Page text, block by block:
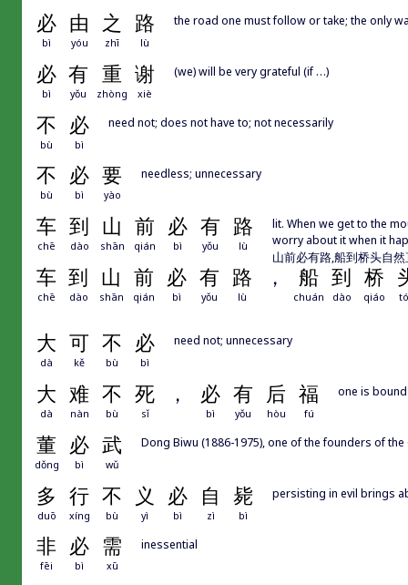
必 由 之 路
bì yóu zhī lù
the road one must follow or take; the only
必 有 重 谢
bì yǒu zhòng xiè
(we) will be very grateful (if …)
不 必
bù bì
need not; does not have to; not necessarily
不 必 要
bù bì yào
needless; unnecessary
车 到 山 前 必 有 路
chē dào shān qián bì yǒu lù
lit. When we get to the
worry about it when it
山前必有路,船到桥头自然
车 到 山 前 必 有 路 ， 船 到 桥
chē dào shān qián bì yǒu lù chuán dào qiáo
大 可 不 必
dà kě bù bì
need not; unnecessary
大 难 不 死 ， 必 有 后 福
dà nàn bù sǐ bì yǒu hòu fú
one is
董 必 武
dǒng bì wǔ
Dong Biwu (1886-1975), one of the founders of
多 行 不 义 必 自 毙
duō xíng bù yì bì zì bì
persisting in evil brings
非 必 需
fēi bì xū
inessential